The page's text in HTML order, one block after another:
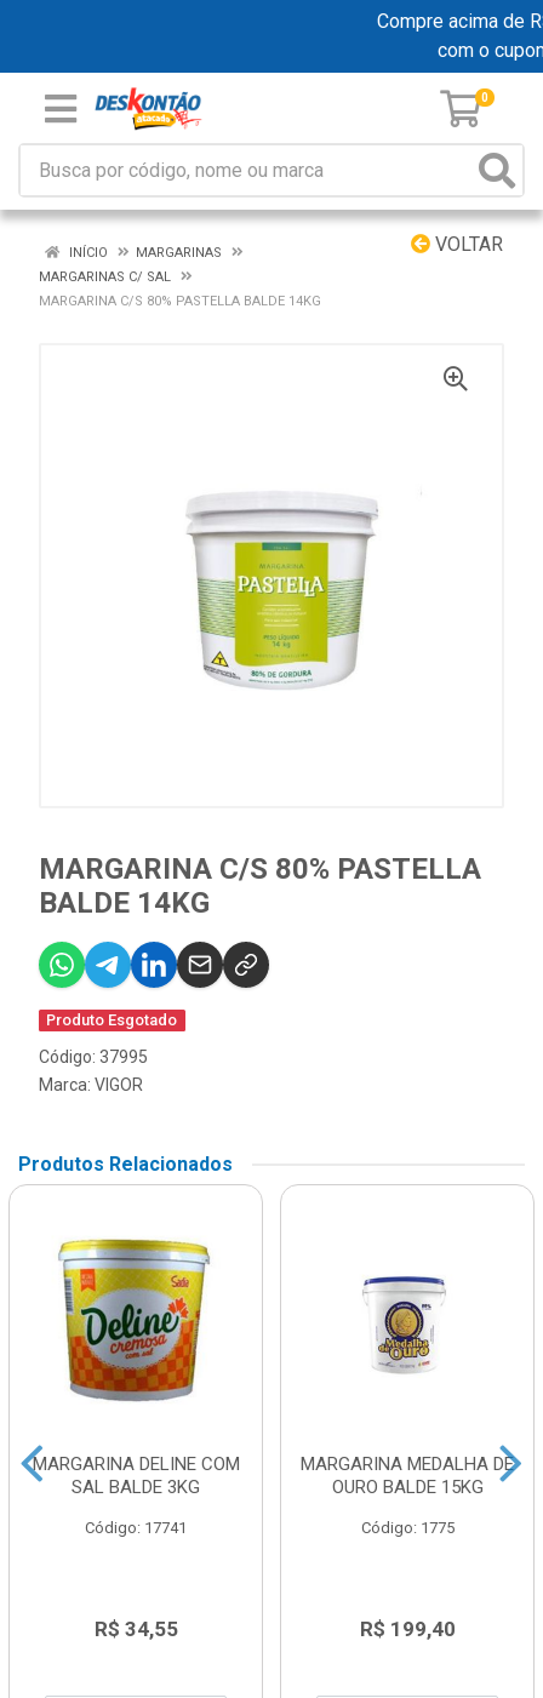
Compre acima de
com o
0
VOLTAR
INÍCIO
MARGARINAS
MARGARINAS C/ SAL
MARGARINA C/S 80% PASTELLA BALDE 14KG
MARGARINA C/S 80% PASTELLA
BALDE 14KG
Produto Esgotado
Código: 37995
Marca: VIGOR
Produtos Relacionados
MARGARINA DELINE COM
SAL BALDE 3KG
Código: 17741
R$ 34,55
MARGARINA MEDALHA DE
OURO BALDE 15KG
Código: 1775
R$ 199,40